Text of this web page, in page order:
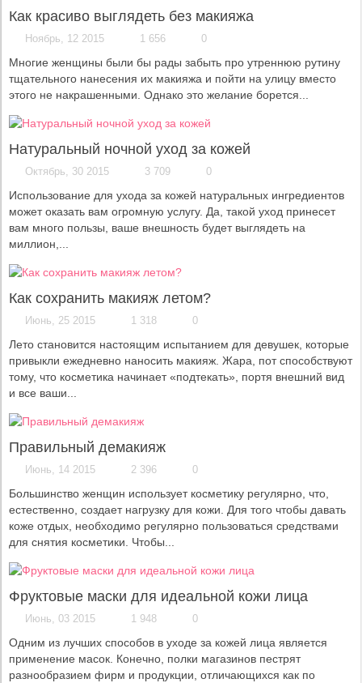
Как красиво выглядеть без макияжа
Ноябрь, 12 2015 1 656 0
Многие женщины были бы рады забыть про утреннюю рутину
тщательного нанесения их макияжа и пойти на улицу вместо
этого не накрашенными. Однако это желание борется...
Натуральный ночной уход за кожей
Октябрь, 30 2015 3 709 0
Использование для ухода за кожей натуральных ингредиентов
может оказать вам огромную услугу. Да, такой уход принесет
вам много пользы, ваше внешность будет выглядеть на
миллион,...
Как сохранить макияж летом?
Июнь, 25 2015 1 318 0
Лето становится настоящим испытанием для девушек, которые
привыкли ежедневно наносить макияж. Жара, пот способствуют
тому, что косметика начинает «подтекать», портя внешний вид
и все ваши...
Правильный демакияж
Июнь, 14 2015 2 396 0
Большинство женщин использует косметику регулярно, что,
естественно, создает нагрузку для кожи. Для того чтобы давать
коже отдых, необходимо регулярно пользоваться средствами
для снятия косметики. Чтобы...
Фруктовые маски для идеальной кожи лица
Июнь, 03 2015 1 948 0
Одним из лучших способов в уходе за кожей лица является
применение масок. Конечно, полки магазинов пестрят
разнообразием фирм и продукции, отличающихся как по